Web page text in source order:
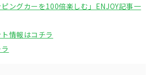
ングカーを100倍楽しむ」ENJOY記事一
情報はコチラ